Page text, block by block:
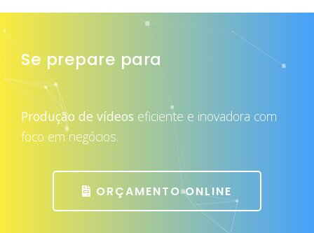
Se prepare para
atrair mais clientes
Produção de vídeos eficiente e inovadora com
foco em negócios.
ORÇAMENTO ONLINE